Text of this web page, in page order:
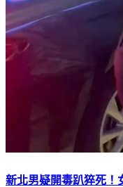
新北男疑開毒趴猝死